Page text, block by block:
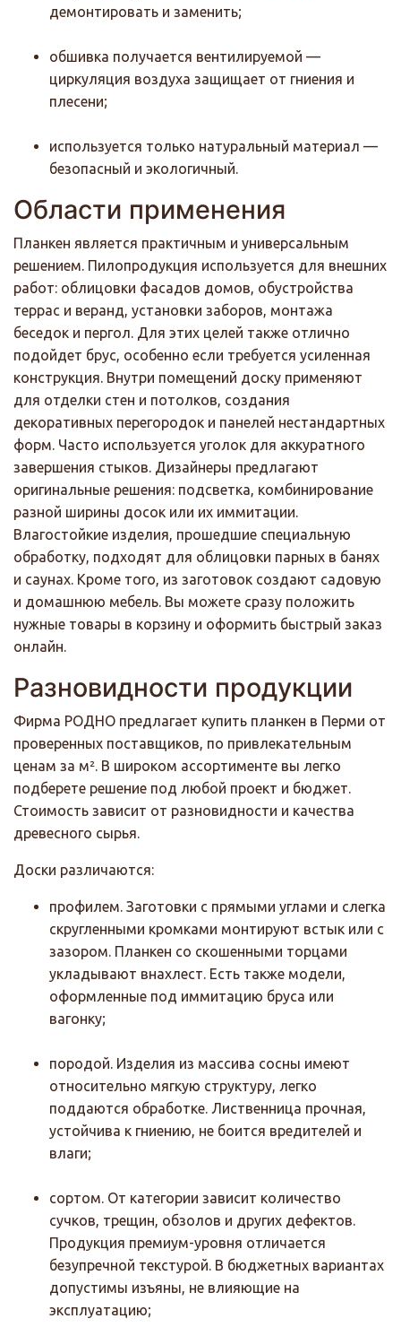
демонтировать и заменить;
обшивка получается вентилируемой —
циркуляция воздуха защищает от гниения и
плесени;
используется только натуральный материал —
безопасный и экологичный.
Области применения
Планкен является практичным и универсальным
решением. Пилопродукция используется для внешних
работ: облицовки фасадов домов, обустройства
террас и веранд, установки заборов, монтажа
беседок и пергол. Для этих целей также отлично
подойдет брус, особенно если требуется усиленная
конструкция. Внутри помещений доску применяют
для отделки стен и потолков, создания
декоративных перегородок и панелей нестандартных
форм. Часто используется уголок для аккуратного
завершения стыков. Дизайнеры предлагают
оригинальные решения: подсветка, комбинирование
разной ширины досок или их иммитации.
Влагостойкие изделия, прошедшие специальную
обработку, подходят для облицовки парных в банях
и саунах. Кроме того, из заготовок создают садовую
и домашнюю мебель. Вы можете сразу положить
нужные товары в корзину и оформить быстрый заказ
онлайн.
Разновидности продукции
Фирма РОДНО предлагает купить планкен в Перми от
проверенных поставщиков, по привлекательным
ценам за м². В широком ассортименте вы легко
подберете решение под любой проект и бюджет.
Стоимость зависит от разновидности и качества
древесного сырья.
Доски различаются:
профилем. Заготовки с прямыми углами и слегка
скругленными кромками монтируют встык или с
зазором. Планкен со скошенными торцами
укладывают внахлест. Есть также модели,
оформленные под иммитацию бруса или
вагонку;
породой. Изделия из массива сосны имеют
относительно мягкую структуру, легко
поддаются обработке. Лиственница прочная,
устойчива к гниению, не боится вредителей и
влаги;
сортом. От категории зависит количество
сучков, трещин, обзолов и других дефектов.
Продукция премиум-уровня отличается
безупречной текстурой. В бюджетных вариантах
допустимы изъяны, не влияющие на
эксплуатацию;